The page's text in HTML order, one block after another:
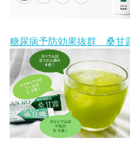
糖尿病予防効果抜群 桑甘